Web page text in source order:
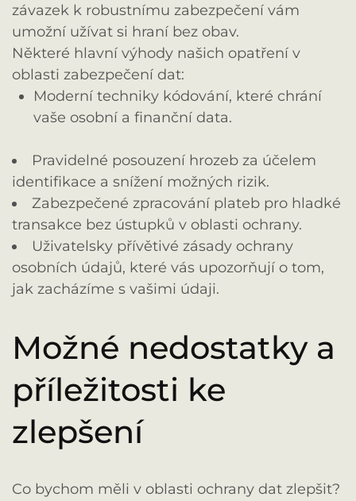
závazek k robustnímu zabezpečení vám
umožní užívat si hraní bez obav.
Některé hlavní výhody našich opatření v
oblasti zabezpečení dat:
Moderní techniky kódování, které chrání
vaše osobní a finanční data.
Pravidelné posouzení hrozeb za účelem
identifikace a snížení možných rizik.
Zabezpečené zpracování plateb pro hladké
transakce bez ústupků v oblasti ochrany.
Uživatelsky přívětivé zásady ochrany
osobních údajů, které vás upozorňují o tom,
jak zacházíme s vašimi údaji.
Možné nedostatky a
příležitosti ke
zlepšení
Co bychom měli v oblasti ochrany dat zlepšit?